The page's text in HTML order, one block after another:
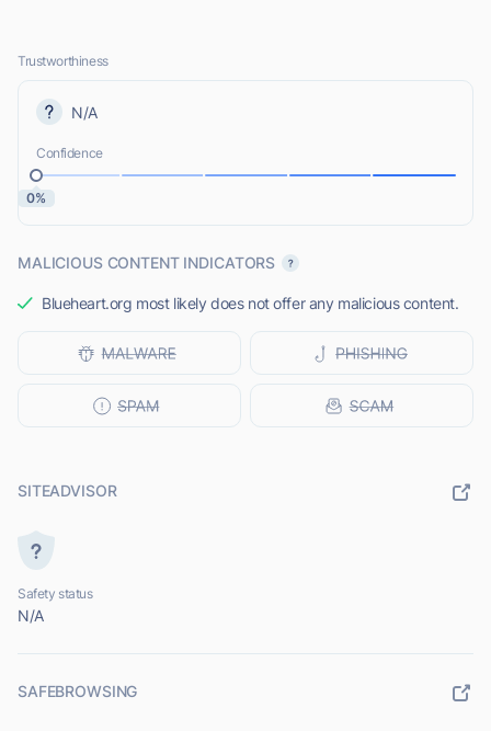
Trustworthiness
N/A
Confidence
0%
MALICIOUS CONTENT INDICATORS
Blueheart.org most likely does not offer any malicious content.
SITEADVISOR
Safety status
N/A
SAFEBROWSING